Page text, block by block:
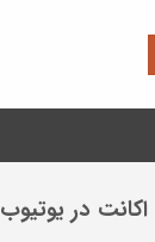
در یوتیوب